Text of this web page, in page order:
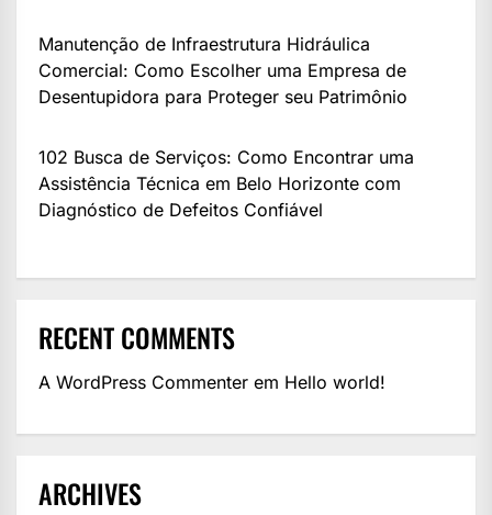
Manutenção de Infraestrutura Hidráulica
Comercial: Como Escolher uma Empresa de
Desentupidora para Proteger seu Patrimônio
102 Busca de Serviços: Como Encontrar uma
Assistência Técnica em Belo Horizonte com
Diagnóstico de Defeitos Confiável
RECENT COMMENTS
A WordPress Commenter em Hello world!
ARCHIVES